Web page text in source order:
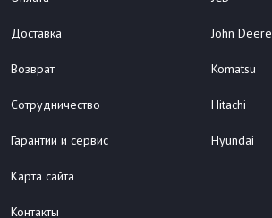
Доставка
Возврат
Сотрудничество
Гарантии и сервис
Карта сайта
Контакты
John Deere
Komatsu
Hitachi
Hyundai